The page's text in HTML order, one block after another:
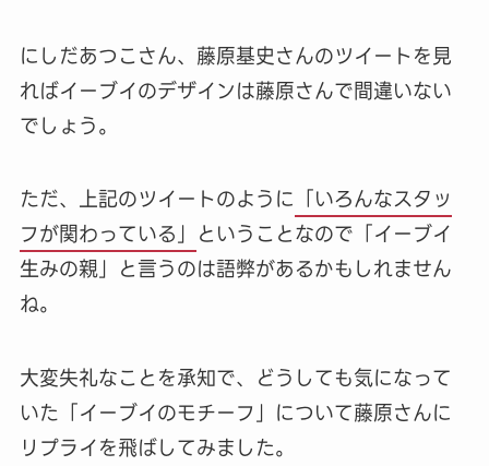
にしだあつこさん、藤原基史さんのツイートを見
ればイーブイのデザインは藤原さんで間違いない
でしょう。
ただ、上記のツイートのように 「いろんなスタッ
フが関わっている」 ということなので「イーブイ
生みの親」と言うのは語弊があるかもしれません
ね。
大変失礼なことを承知で、どうしても気になって
いた「イーブイのモチーフ」について藤原さんに
リプライを飛ばしてみました。